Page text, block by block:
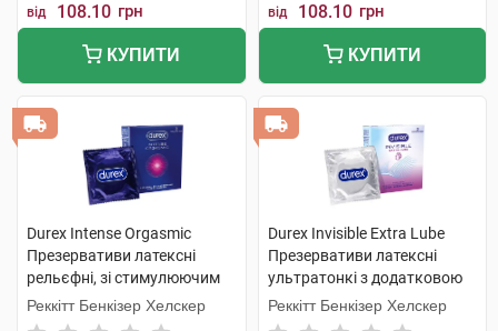
від 108.10 грн
КУПИТИ
від 108.10 грн
КУПИТИ
Durex Intense Orgasmic
Презервативи латексні
рельєфні, зі стимулюючим
гелем-змазкою 3 шт
Реккітт Бенкізер Хелскер
Durex Invisible Extra Lube
Презервативи латексні
ультратонкі з додатковою
змазкою 3 шт
Реккітт Бенкізер Хелскер